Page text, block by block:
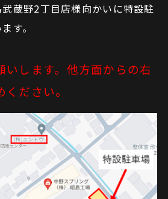
蔵野2丁目店様向かいに特設駐
す。
いします。他方面からの右
ださい。